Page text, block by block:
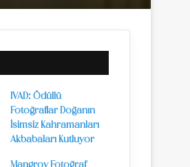
IVAD: Ödüllü
Fotoğraflar Doğanın
İsimsiz Kahramanları
Akbabaları Kutluyor